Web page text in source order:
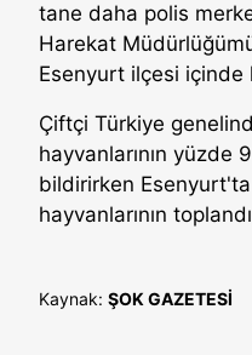
tane daha polis
Harekat
Esenyurt ilçesi içinde
Çiftçi Türkiye
hayvanlarının yüzde
bildirirken
hayvanlarının
Kaynak: ŞOK GAZETESİ